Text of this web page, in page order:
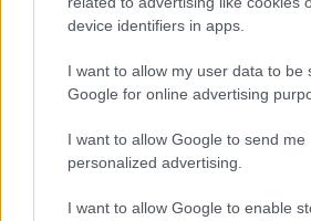
device identifiers in apps.
I want to allow my user data to be
Google for online advertising
I want to allow Google to send me
personalized advertising.
I want to allow Google to enable
datoer og tider
Sist gang Therese Johaug var på
BILDBYRÅN